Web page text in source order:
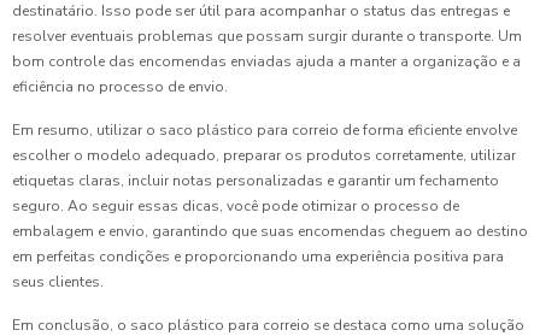
destinatário. Isso pode ser útil para acompanhar o status das entregas e
resolver eventuais problemas que possam surgir durante o transporte. Um
bom controle das encomendas enviadas ajuda a manter a organização e a
eficiência no processo de envio.
Em resumo, utilizar o saco plástico para correio de forma eficiente envolve
escolher o modelo adequado, preparar os produtos corretamente, utilizar
etiquetas claras, incluir notas personalizadas e garantir um fechamento
seguro. Ao seguir essas dicas, você pode otimizar o processo de
embalagem e envio, garantindo que suas encomendas cheguem ao destino
em perfeitas condições e proporcionando uma experiência positiva para
seus clientes.
Em conclusão, o saco plástico para correio se destaca como uma solução